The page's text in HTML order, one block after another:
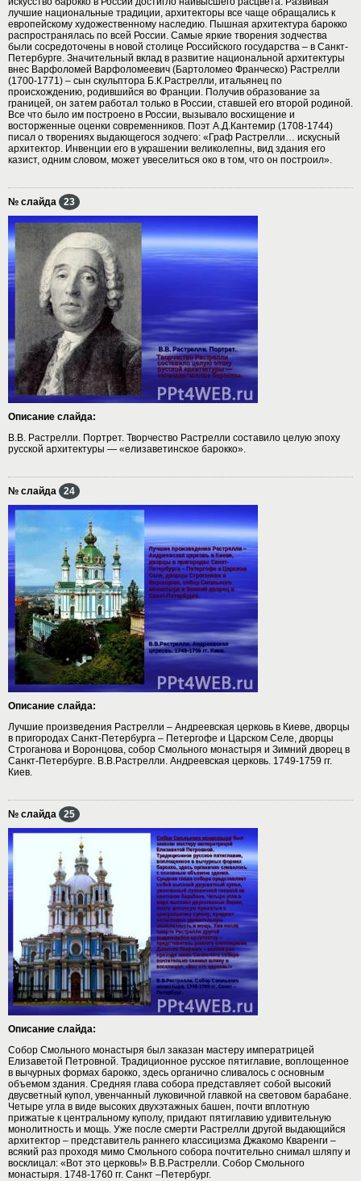
лучшие национальные традиции, архитекторы все чаще обращались к
европейскому художественному наследию. Пышная архитектура барокко
распространялась по всей России. Самые яркие творения зодчества
были сосредоточены в новой столице Российского государства – в Санкт-
Петербурге. Значительный вклад в развитие национальной архитектуры
внес Варфоломей Варфоломеевич (Бартоломео Франческо) Растрелли
(1700-1771) – сын скульптора Б.К.Растрелли, итальянец по
происхождению, родившийся во Франции. Получив образование за
границей, он затем работал только в России, ставшей его второй родиной.
Все что было им построено в России, вызывало восхищение и
восторженные оценки современников. Поэт А.Д.Кантемир (1708-1744)
писал о творениях выдающегося зодчего: «Граф Растрелли… искусный
архитектор. Инвенции его в украшении великолепны, вид здания его
казист, одним словом, может увеселиться око в том, что он построил».
№ слайда 23
Описание слайда:
В.В. Растрелли. Портрет. Творчество Растрелли составило целую эпоху
русской архитектуры — «елизаветинское барокко».
№ слайда 24
Описание слайда:
Лучшие произведения Растрелли – Андреевская церковь в Киеве, дворцы
в пригородах Санкт-Петербурга – Петергофе и Царском Селе, дворцы
Строганова и Воронцова, собор Смольного монастыря и Зимний дворец в
Санкт-Петербурге. В.В.Растрелли. Андреевская церковь. 1749-1759 гг.
Киев.
№ слайда 25
Описание слайда:
Собор Смольного монастыря был заказан мастеру императрицей
Елизаветой Петровной. Традиционное русское пятиглавие, воплощенное
в вычурных формах барокко, здесь органично сливалось с основным
объемом здания. Средняя глава собора представляет собой высокий
двусветный купол, увенчанный луковичной главкой на световом барабане.
Четыре угла в виде высоких двухэтажных башен, почти вплотную
прижатые к центральному куполу, придают пятиглавию удивительную
монолитность и мощь. Уже после смерти Растрелли другой выдающийся
архитектор – представитель раннего классицизма Джакомо Кваренги –
всякий раз проходя мимо Смольного собора почтительно снимал шляпу и
восклицал: «Вот это церковь!» В.В.Растрелли. Собор Смольного
монастыря. 1748-1760 гг. Санкт –Петербург.